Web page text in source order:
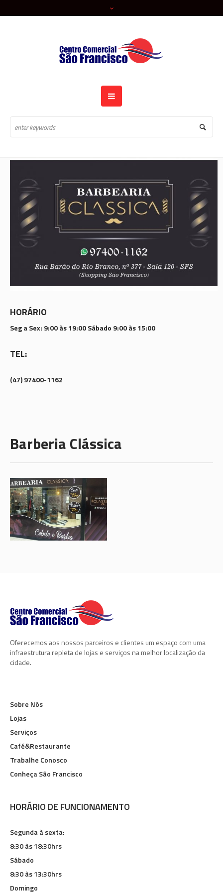
HORÁRIO
Seg a Sex: 9:00 às 19:00 Sábado 9:00 às 15:00
TEL:
(47) 97400-1162
Barberia Clássica
Oferecemos aos nossos parceiros e clientes um espaço com uma
infraestrutura repleta de lojas e serviços na melhor localização da
cidade.
Sobre Nós
Lojas
Serviços
Café&Restaurante
Trabalhe Conosco
Conheça São Francisco
HORÁRIO DE FUNCIONAMENTO
Segunda à sexta:
8:30 às 18:30hrs
Sábado
8:30 às 13:30hrs
Domingo